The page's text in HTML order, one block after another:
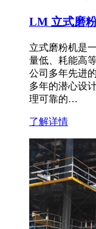
LM 立式磨
立式磨粉机是
量低、耗能高
公司多年先进
多年的潜心设
理可靠的…
了解详情